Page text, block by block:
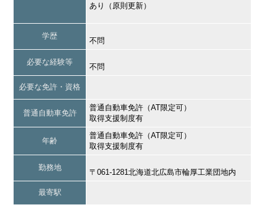
あり（原則更新）
学歴
不問
必要な経験等
不問
必要な免許・資格
普通自動車免許
普通自動車免許（AT限定可）
取得支援制度有
年齢
普通自動車免許（AT限定可）
取得支援制度有
勤務地
〒061-1281北海道北広島市輪厚工業団地内
最寄駅